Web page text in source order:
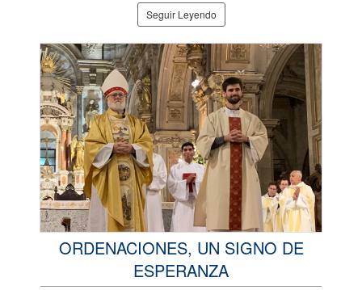
Seguir Leyendo
ORDENACIONES, UN SIGNO DE
ESPERANZA